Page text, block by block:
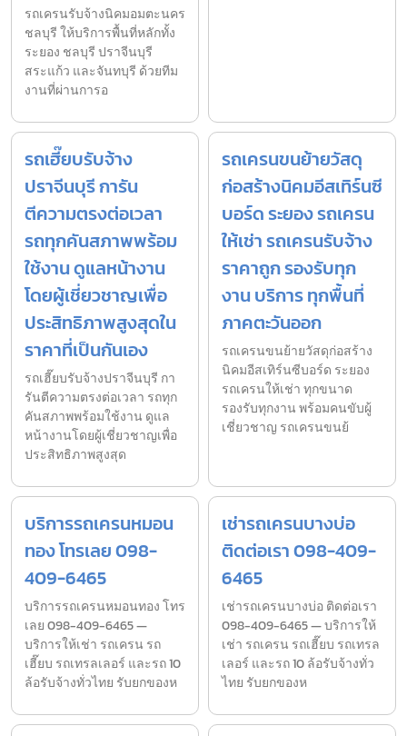
รถเครนรับจ้างนิคมอมตะนคร
ชลบุรี ให้บริการพื้นที่หลักทั้ง
ระยอง ชลบุรี ปราจีนบุรี
สระแก้ว และจันทบุรี ด้วยทีม
งานที่ผ่านการอ
รถเฮี๊ยบรับจ้าง
ปราจีนบุรี การัน
ตีความตรงต่อเวลา
รถทุกคันสภาพพร้อม
ใช้งาน ดูแลหน้างาน
โดยผู้เชี่ยวชาญเพื่อ
ประสิทธิภาพสูงสุดใน
ราคาที่เป็นกันเอง
รถเฮี๊ยบรับจ้างปราจีนบุรี กา
รันตีความตรงต่อเวลา รถทุก
คันสภาพพร้อมใช้งาน ดูแล
หน้างานโดยผู้เชี่ยวชาญเพื่อ
ประสิทธิภาพสูงสุด
รถเครนขนย้ายวัสดุ
ก่อสร้างนิคมอีสเทิร์นซี
บอร์ด ระยอง รถเครน
ให้เช่า รถเครนรับจ้าง
ราคาถูก รองรับทุก
งาน บริการ ทุกพื้นที่
ภาคตะวันออก
รถเครนขนย้ายวัสดุก่อสร้าง
นิคมอีสเทิร์นซีบอร์ด ระยอง
รถเครนให้เช่า ทุกขนาด
รองรับทุกงาน พร้อมคนขับผู้
เชี่ยวชาญ รถเครนขนย้
บริการรถเครนหมอน
ทอง โทรเลย 098-
409-6465
บริการรถเครนหมอนทอง โทร
เลย 098-409-6465 —
บริการให้เช่า รถเครน รถ
เฮี๊ยบ รถเทรลเลอร์ และรถ 10
ล้อรับจ้างทั่วไทย รับยกของห
เช่ารถเครนบางบ่อ
ติดต่อเรา 098-409-
6465
เช่ารถเครนบางบ่อ ติดต่อเรา
098-409-6465 — บริการให้
เช่า รถเครน รถเฮี๊ยบ รถเทรล
เลอร์ และรถ 10 ล้อรับจ้างทั่ว
ไทย รับยกของห